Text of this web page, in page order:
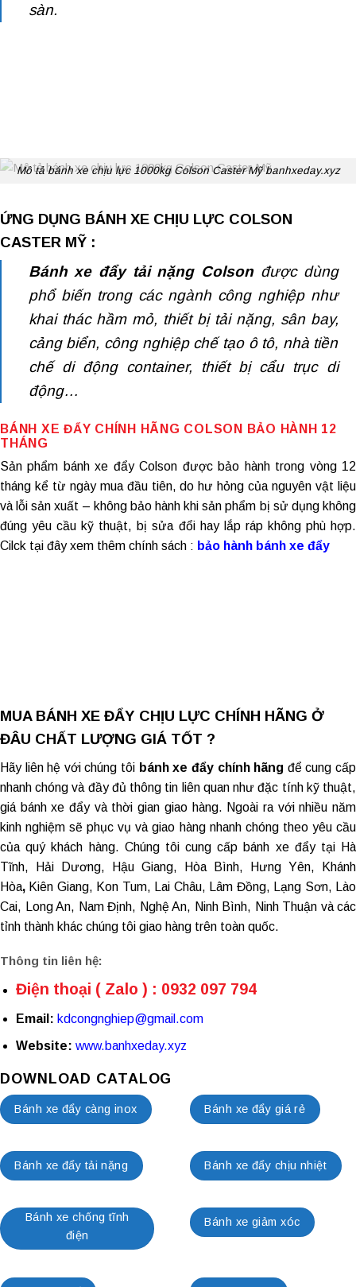
sàn.
Mô tả bánh xe chịu lực 1000kg Colson Caster Mỹ banhxeday.xyz
ỨNG DỤNG BÁNH XE CHỊU LỰC COLSON
CASTER MỸ :
Bánh xe đẩy tải nặngColson được dùng
phổ biến trong các ngành công nghiệp như
khai thác hầm mỏ, thiết bị tải nặng, sân bay,
cảng biển, công nghiệp chế tạo ô tô, nhà tiền
chế di động container, thiết bị cẩu trục di
động…
BÁNH XE ĐẨY CHÍNH HÃNG COLSON BẢO HÀNH 12
THÁNG
Sản phẩm bánh xe đẩy Colson được bảo hành trong vòng 12
tháng kể từ ngày mua đầu tiên, do hư hỏng của nguyên vật liệu
và lỗi sản xuất – không bảo hành khi sản phẩm bị sử dụng không
đúng yêu cầu kỹ thuật, bị sửa đổi hay lắp ráp không phù hợp.
Cilck tại đây xem thêm chính sách : bảo hành bánh xe đẩy
MUA BÁNH XE ĐẨY CHỊU LỰC CHÍNH HÃNG Ở
ĐÂU CHẤT LƯỢNG GIÁ TỐT ?
Hãy liên hệ với chúng tôi bánh xe đẩy chính hãng để cung cấp
nhanh chóng và đầy đủ thông tin liên quan như đặc tính kỹ thuật,
giá bánh xe đẩy và thời gian giao hàng. Ngoài ra với nhiều năm
kinh nghiệm sẽ phục vụ và giao hàng nhanh chóng theo yêu cầu
của quý khách hàng. Chúng tôi cung cấp bánh xe đẩy tại Hà
Tĩnh, Hải Dương, Hậu Giang, Hòa Bình, Hưng Yên, Khánh
Hòa, Kiên Giang, Kon Tum, Lai Châu, Lâm Đồng, Lạng Sơn, Lào
Cai, Long An, Nam Định, Nghệ An, Ninh Bình, Ninh Thuận và các
tỉnh thành khác chúng tôi giao hàng trên toàn quốc.
Thông tin liên hệ:
Điện thoại ( Zalo ) : 0932 097 794
Email: kdcongnghiep@gmail.com
Website: www.banhxeday.xyz
DOWNLOAD CATALOG
Bánh xe đẩy càng inox Bánh xe đẩy giá rẻ
Bánh xe đẩy tải nặng Bánh xe đẩy chịu nhiệt
Bánh xe chống tĩnh
điện
Bánh xe giảm xóc